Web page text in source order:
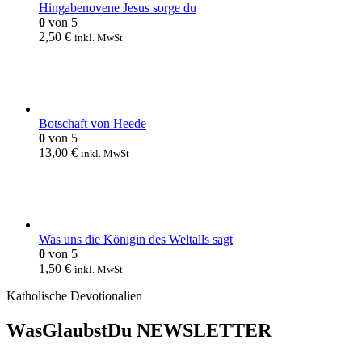
Hingabenovene Jesus sorge du
0 von 5
2,50 € inkl. MwSt
Botschaft von Heede
0 von 5
13,00 € inkl. MwSt
Was uns die Königin des Weltalls sagt
0 von 5
1,50 € inkl. MwSt
Katholische Devotionalien
WasGlaubstDu NEWSLETTER